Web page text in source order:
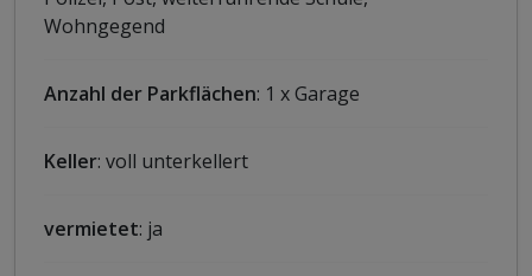
Wohngegend
Anzahl der Parkflächen: 1 x Garage
Keller: voll unterkellert
vermietet: ja